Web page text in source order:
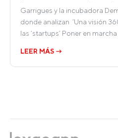
Garrigues y la incubadora
donde analizan ‘Una visión
las ‘startups’ Poner en marcha
LEER MÁS →